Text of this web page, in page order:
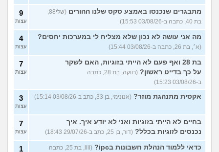
מתבגרים שנכנסו באמצע סקס שלנו ההורים
בת 40, כתבה ב-03/08/26 15:53)
9
עצות
מה אני עושה לא נכון שלא מצליח לי במערכות יחסים?
(א׳, בת 26, כתבה ב-03/08/26 15:44)
4
עצות
בת 28 ואף פעם לא הייתי בזוגיות, האם לשקר
על כך בדייט ראשון?
(רווקה, בת 28, כתבה
ב-03/08/26 15:23)
7
עצות
אקסית מתנהגת מוזר? (אנונימי, בן 33, כתב ב-03/08/26 15:14) 3
עצות
בחיים לא הייתי בזוגיות ואני לא יודע איך. איך
נכנסים לזוגיות בכלל? (דור, בן 25, כתב ב-29/07/26 18:43)
7
עצות
כדאי ללמוד הנהלת חשבונות בipc?
(lili, בת 25, כתבה
1